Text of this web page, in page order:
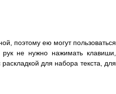
поэтому ею могут пользоваться
не нужно нажимать клавиши,
для набора текста, для